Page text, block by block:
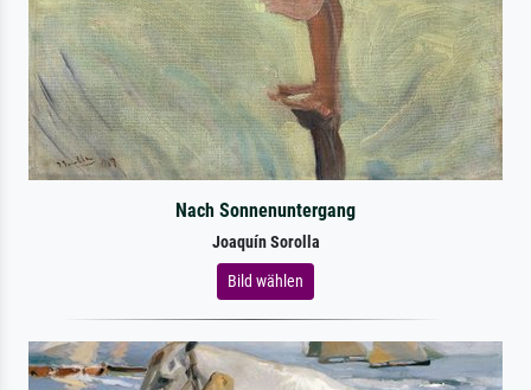
Nach Sonnenuntergang
Joaquín Sorolla
Bild wählen